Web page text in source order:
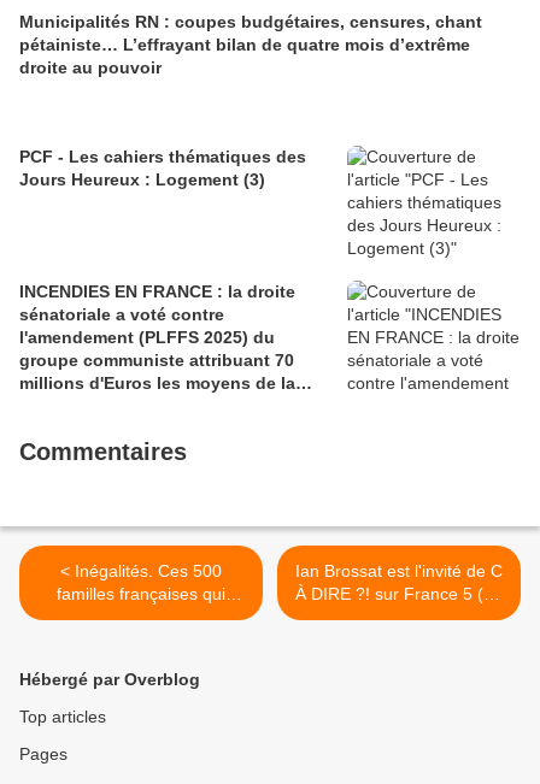
Municipalités RN : coupes budgétaires, censures, chant
pétainiste… L’effrayant bilan de quatre mois d’extrême
droite au pouvoir
PCF - Les cahiers thématiques des
Jours Heureux : Logement (3)
INCENDIES EN FRANCE : la droite
sénatoriale a voté contre
l'amendement (PLFFS 2025) du
groupe communiste attribuant 70
millions d'Euros les moyens de la
Commentaires
< Inégalités. Ces 500
familles françaises qui
valent 1 000 milliards -
Ian Brossat est l'invité de C
À DIRE ?! sur France 5 (24
juin 2021) >
Hébergé par Overblog
Top articles
Pages